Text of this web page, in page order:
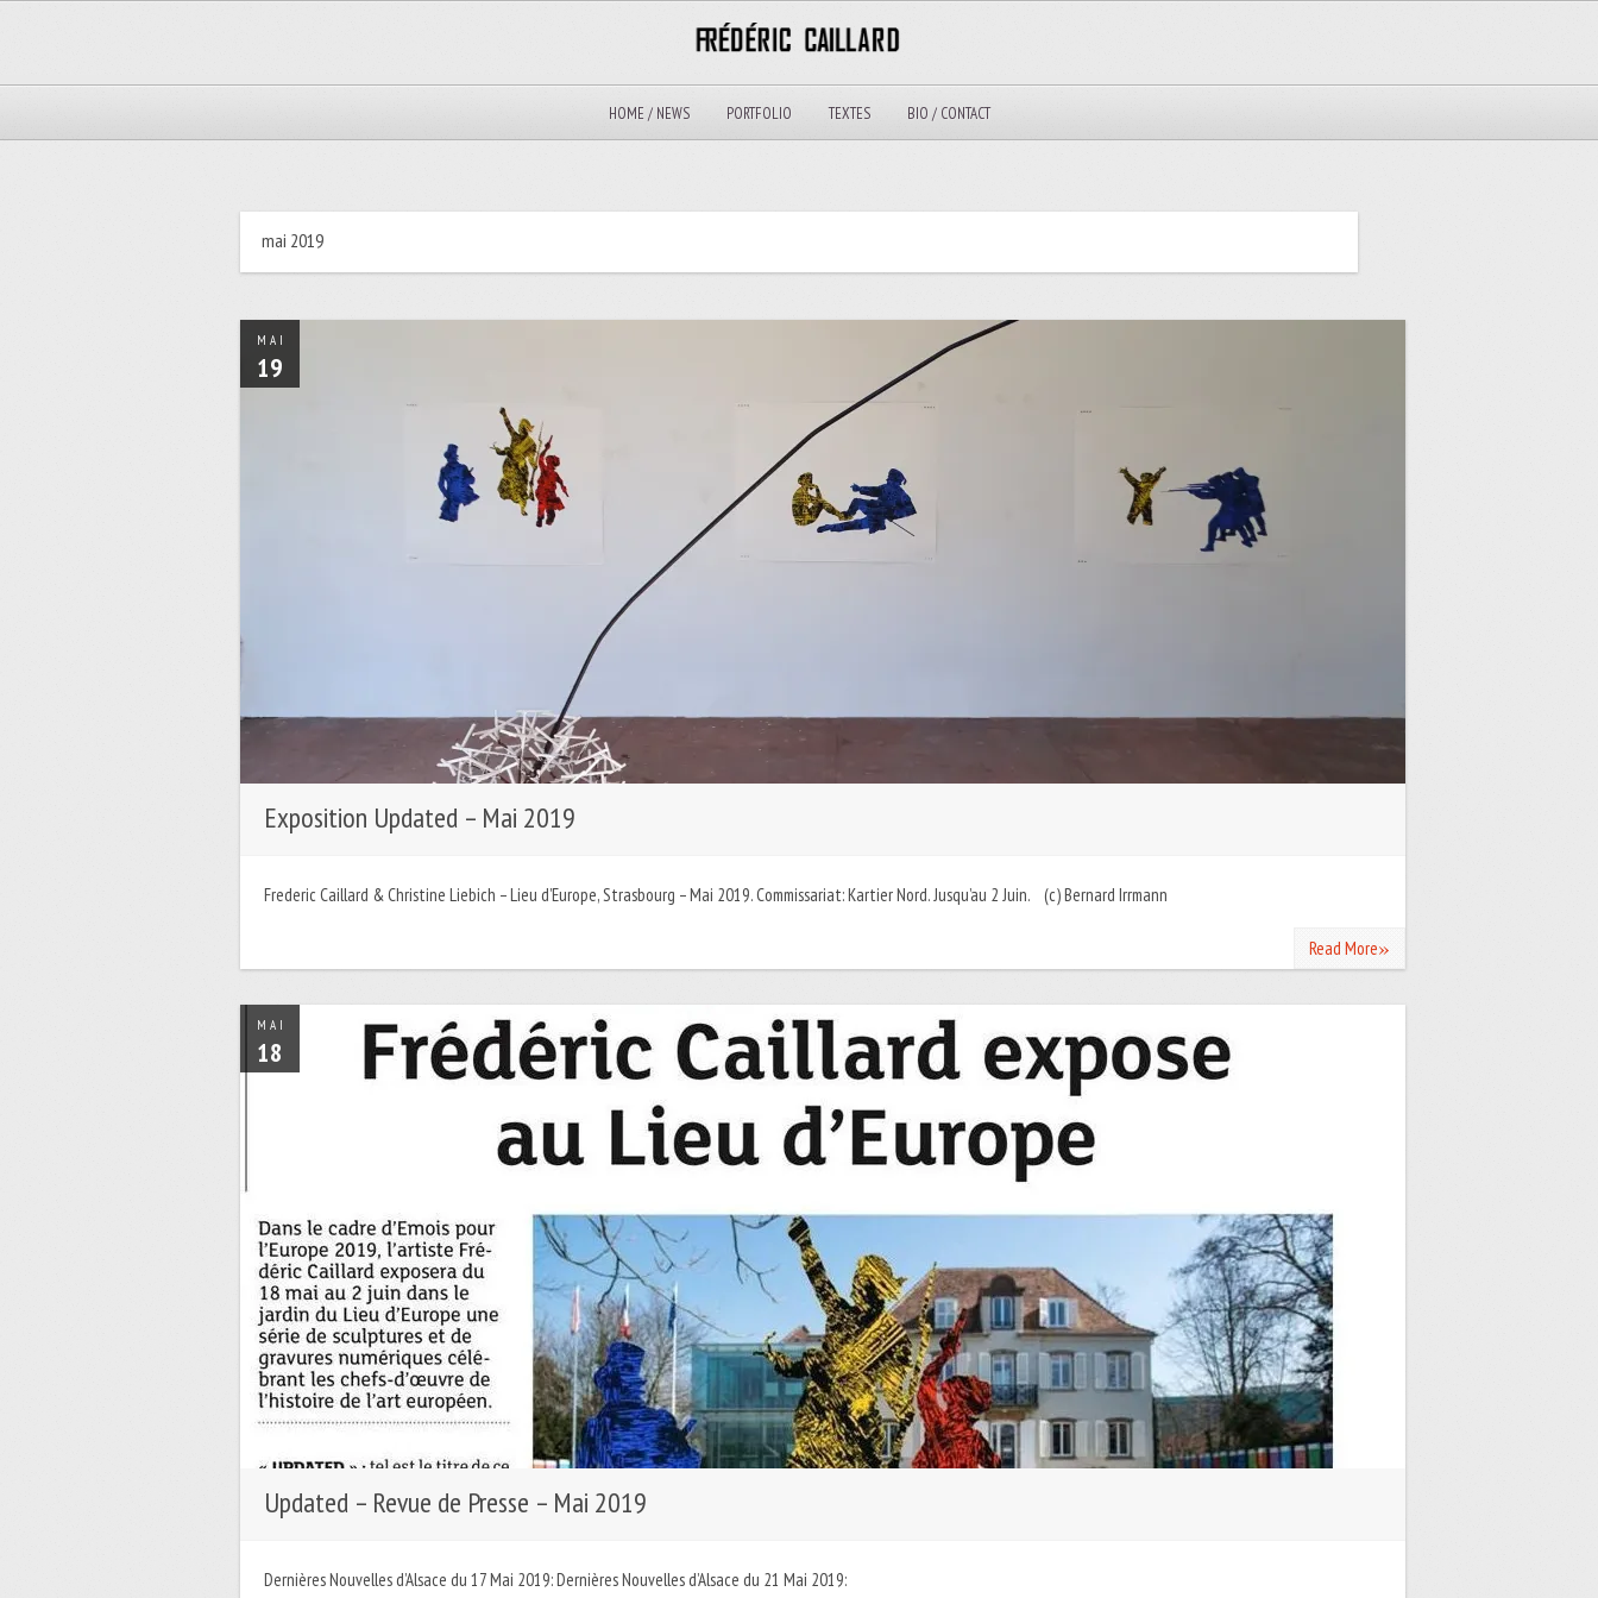
HOME / NEWS PORTFOLIO TEXTES BIO / CONTACT
mai 2019
MAI
19
Exposition Updated – Mai 2019
Frederic Caillard & Christine Liebich – Lieu d’Europe, Strasbourg – Mai 2019. Commissariat: Kartier Nord. Jusqu’au 2 Juin. (c) Bernard Irrmann
Read More»
MAI
18
Updated – Revue de Presse – Mai 2019
Dernières Nouvelles d’Alsace du 17 Mai 2019: Dernières Nouvelles d’Alsace du 21 Mai 2019: